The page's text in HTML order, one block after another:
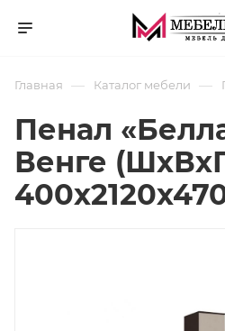
Главная — Каталог мебели —
Пенал
Венге